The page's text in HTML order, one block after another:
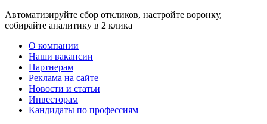
Автоматизируйте сбор откликов, настройте воронку,
собирайте аналитику в 2 клика
О компании
Наши вакансии
Партнерам
Реклама на сайте
Новости и статьи
Инвесторам
Кандидаты по профессиям